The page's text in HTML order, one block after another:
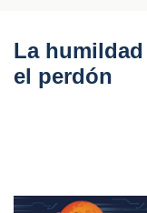
La
el perdón